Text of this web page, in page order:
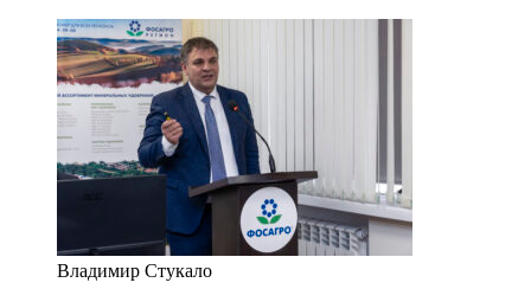
Владимир Стукало